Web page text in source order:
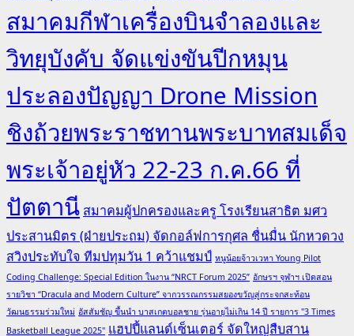
สมาคมกีฬาเครื่องบินจำลองและ
วิทยุบังคับ จัดแข่งขันปีกหมุน
ประลองปัญญา Drone Mission
ชิงถ้วยพระราชทานพระบาทสมเด็จ
พระเจ้าอยู่หัว 22-23 ก.ค.66 ที่
ปัตตานี สมาคมผู้ปกครองและครู โรงเรียนสาธิต มศว
ประสานมิตร (ฝ่ายประถม) จัดกอล์ฟการกุศล ชื่นมื่น นักหวดวง
สวิงประทับใจ ทีมปทุมวัน 1 คว้าแชมป์ หนูน้อยจ้าวเวหา Young Pilot
Coding Challenge: Special Edition ในงาน “NRCT Forum 2025” อักษรฯ จุฬาฯ เปิดสอน
รายวิชา “Dracula and Modern Culture” จากวรรณกรรมสยองขวัญสู่กระจกสะท้อน
วัฒนธรรมร่วมใหม่ อัสสัมชัญ ขึ้นนำ บาสเกตบอลชาย รุ่นอายุไม่เกิน 14 ปี รายการ "3 Times
Basketball League 2025" แฮปปี้แลนด์เซ็นเตอร์ จัดใหญ่สืบสาน